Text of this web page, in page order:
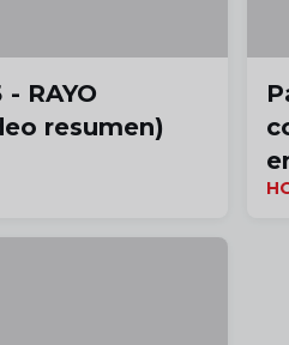
- RAYO
resumen)